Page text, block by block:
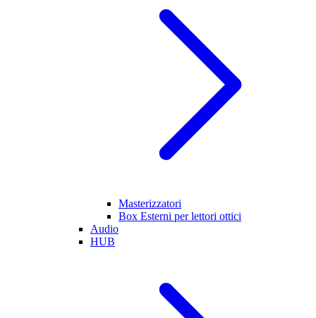
Masterizzatori
Box Esterni per lettori ottici
Audio
HUB